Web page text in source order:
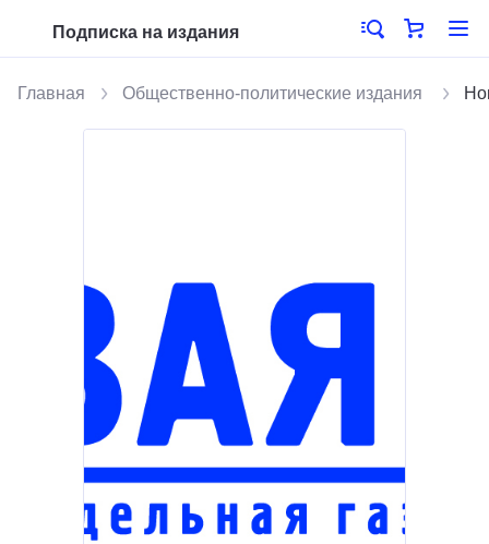
Подписка на издания
Главная Общественно-политические издания